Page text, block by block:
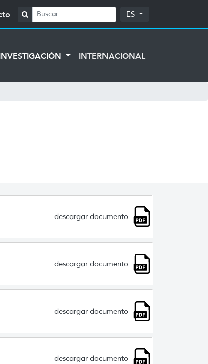
ES
INTERNACIONAL
descargar documento
descargar documento
descargar documento
descargar documento